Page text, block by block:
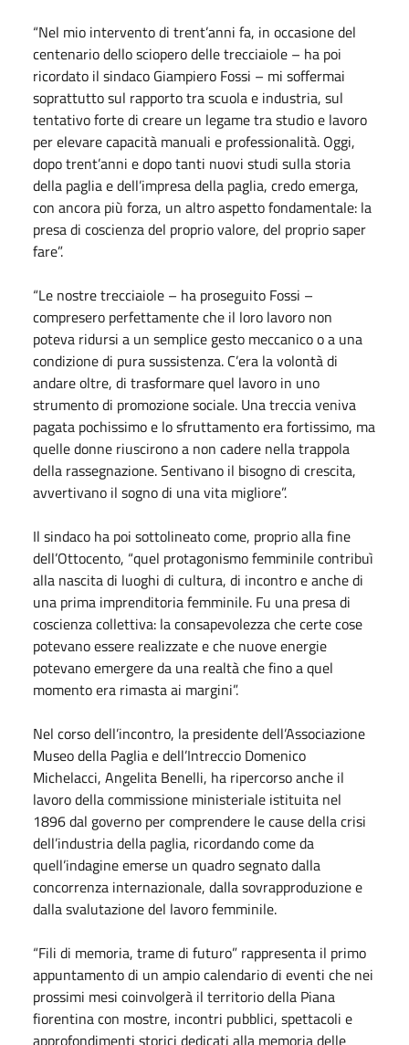
“Nel mio intervento di trent’anni fa, in occasione del
centenario dello sciopero delle trecciaiole – ha poi
ricordato il sindaco Giampiero Fossi – mi soffermai
soprattutto sul rapporto tra scuola e industria, sul
tentativo forte di creare un legame tra studio e lavoro
per elevare capacità manuali e professionalità. Oggi,
dopo trent’anni e dopo tanti nuovi studi sulla storia
della paglia e dell’impresa della paglia, credo emerga,
con ancora più forza, un altro aspetto fondamentale: la
presa di coscienza del proprio valore, del proprio saper
fare”.
“Le nostre trecciaiole – ha proseguito Fossi –
compresero perfettamente che il loro lavoro non
poteva ridursi a un semplice gesto meccanico o a una
condizione di pura sussistenza. C’era la volontà di
andare oltre, di trasformare quel lavoro in uno
strumento di promozione sociale. Una treccia veniva
pagata pochissimo e lo sfruttamento era fortissimo, ma
quelle donne riuscirono a non cadere nella trappola
della rassegnazione. Sentivano il bisogno di crescita,
avvertivano il sogno di una vita migliore”.
Il sindaco ha poi sottolineato come, proprio alla fine
dell’Ottocento, “quel protagonismo femminile contribuì
alla nascita di luoghi di cultura, di incontro e anche di
una prima imprenditoria femminile. Fu una presa di
coscienza collettiva: la consapevolezza che certe cose
potevano essere realizzate e che nuove energie
potevano emergere da una realtà che fino a quel
momento era rimasta ai margini”.
Nel corso dell’incontro, la presidente dell’Associazione
Museo della Paglia e dell’Intreccio Domenico
Michelacci, Angelita Benelli, ha ripercorso anche il
lavoro della commissione ministeriale istituita nel
1896 dal governo per comprendere le cause della crisi
dell’industria della paglia, ricordando come da
quell’indagine emerse un quadro segnato dalla
concorrenza internazionale, dalla sovrapproduzione e
dalla svalutazione del lavoro femminile.
“Fili di memoria, trame di futuro” rappresenta il primo
appuntamento di un ampio calendario di eventi che nei
prossimi mesi coinvolgerà il territorio della Piana
fiorentina con mostre, incontri pubblici, spettacoli e
approfondimenti storici dedicati alla memoria delle